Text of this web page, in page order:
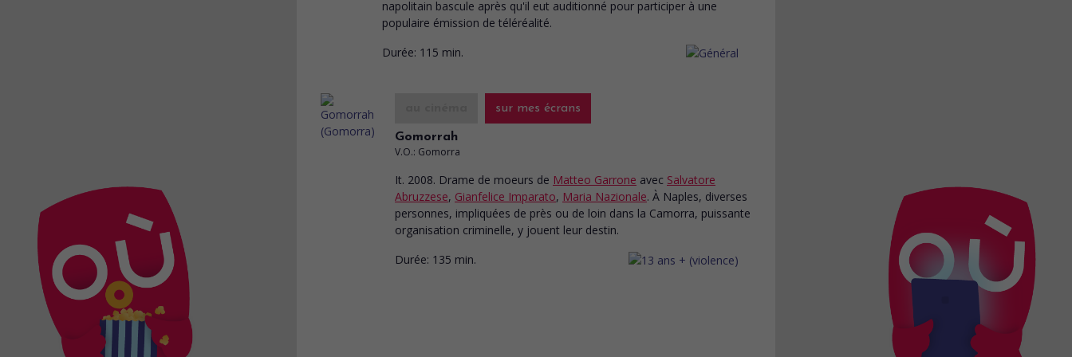
napolitain bascule après qu'il eut auditionné pour participer à une
populaire émission de téléréalité.
Durée: 115 min.
sur mes écrans
Gomorrah
V.O.: Gomorra
It. 2008. Drame de moeurs de Matteo Garrone avec Salvatore
Abruzzese, Gianfelice Imparato, Maria Nazionale. À Naples, diverses
personnes, impliquées de près ou de loin dans la Camorra, puissante
organisation criminelle, y jouent leur destin.
Durée: 135 min.